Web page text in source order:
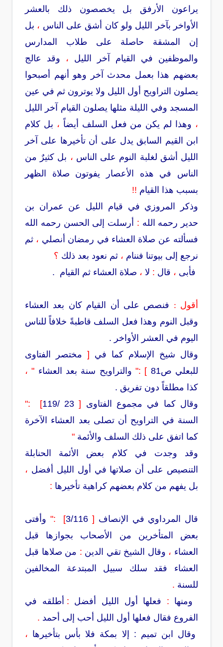
يراعون الأرفق بل يخصصون ذلك بالعشر
الأواخر بآخر الليل ولو كان أشق على الناس ، بل
إن المشقة حاصلة على طلاب المدارس
والموظفين في القيام آخر الليل ، وقد عالج
بعضهم هذا بعمل محدث آخر وهو أنهم أصبحوا
يصلون التراويح أول الليل ولا يوترون ثم في عين
المسجد وفي الليلة مثلها يصلون القيام آخر الليل
، وهذا لم يكن من فعل السلف أيضاً ، بل كلام
ابن القيم السابق يدل على أن تأخيرها على آخر
الليل أشق لغلبة النوم على الناس ، بل كثيرٌ من
الناس في هذه الأعصار يفوتون صلاة الظهر
بسبب هذا القيام !!
وذكر المروزي في قيام الليل
عن عمران بن
حدير رحمه الله : أرسلت إلى الحسن رحمه الله
فسألته عن صلاة العشاء في رمضان أنصلي ، ثم
نرجع إلى بيوتنا فننام ، ثم نعود بعد ذلك ؟
فأبى ، قال : لا ، صلاة العشاء ثم القيام .
أقول : فنصص على أن القيام كان بعد العشاء
وقبل النوم وهذا فعل السلف قاطبةً خلافاً للناس
اليوم في العشر الأواخر .
وقال شيخ الإسلام كما في [ مختصر الفتاوى
للبعلي ص81
] :"والتراويح سنة بعد العشاء " ،
كذا مطلقاً دون تفريق .
وقال كما في مجموع الفتاوى
[
23 /119
]
:"
السنة في التراويح أن تصلى بعد العشاء الآخرة
كما اتفق على ذلك السلف والأئمة "
وقد وجدت في كلام بعض الأئمة الحنابلة
التنصيص على أن صلاتها في أول الليل أفضل ،
بل يفهم من كلام بعضهم كراهية تأخيرها :
قال المرداوي في الإنصاف [
3/116
]
:" وأفتى
بعض المتأخرين من الأصحاب بجوازها قبل
العشاء ، وقال الشيخ تقي الدين : من صلاها قبل
العشاء فقد سلك سبيل المبتدعة المخالفين
للسنة .
ومنها : فعلها أول الليل أفضل : أطلقه في
الفروع فقال فعلها أول الليل أحب إلى أحمد .
وقال ابن تميم : إلا بمكة فلا بأس بتأخيرها ،